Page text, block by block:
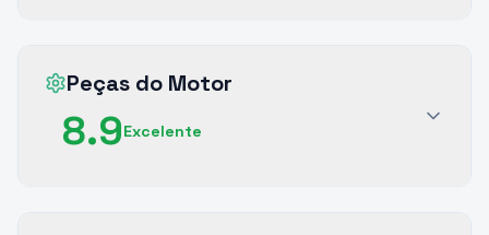
Peças do Motor
8.9Excelente